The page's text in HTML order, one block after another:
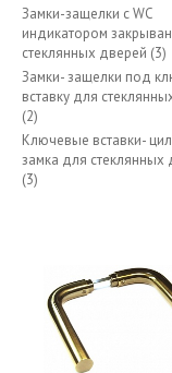
Замки-защелки c WC
индикатором
стеклянных дверей (3)
Замки- защелки под
вставку для
(2)
Ключевые вставки-
замка для стеклянных
(3)